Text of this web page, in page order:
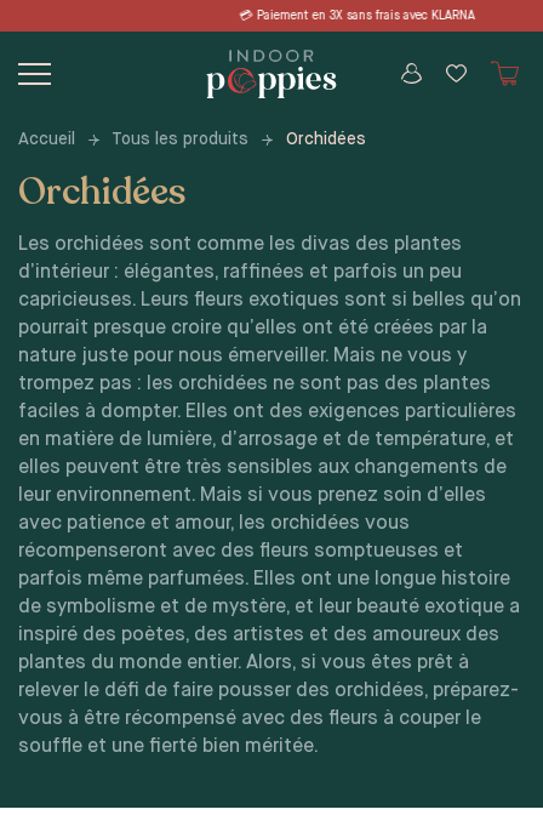
content
en 3X sans frais avec KLARNA 📦
Accueil Tous les produits Orchidées
Orchidées
Les orchidées sont comme les divas des plantes
d’intérieur : élégantes, raffinées et parfois un peu
capricieuses. Leurs fleurs exotiques sont si belles qu’on
pourrait presque croire qu’elles ont été créées par la
nature juste pour nous émerveiller. Mais ne vous y
trompez pas : les orchidées ne sont pas des plantes
faciles à dompter. Elles ont des exigences particulières
en matière de lumière, d’arrosage et de température, et
elles peuvent être très sensibles aux changements de
leur environnement. Mais si vous prenez soin d’elles
avec patience et amour, les orchidées vous
récompenseront avec des fleurs somptueuses et
parfois même parfumées. Elles ont une longue histoire
de symbolisme et de mystère, et leur beauté exotique a
inspiré des poètes, des artistes et des amoureux des
plantes du monde entier. Alors, si vous êtes prêt à
relever le défi de faire pousser des orchidées, préparez-
vous à être récompensé avec des fleurs à couper le
souffle et une fierté bien méritée.